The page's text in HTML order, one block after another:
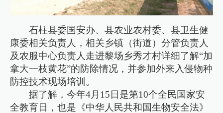
石柱县委国安办、县农业农村委、县卫生健
康委相关负责人，相关乡镇（街道）分管负责人
及农服中心负责人走进黎场乡秀才村详细了解“加
拿大一枝黄花”的防除情况，并参加外来入侵物种
防控技术现场培训。
据了解，今年4月15日是第10个全民国家安
全教育日，也是《中华人民共和国生物安全法》